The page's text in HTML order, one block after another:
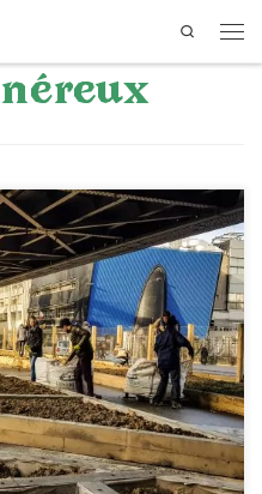
Search
et aromates
plus denses de la
passante, sous le
l’objectif du
porté par
et
le 10e et le 18e
2 du métro